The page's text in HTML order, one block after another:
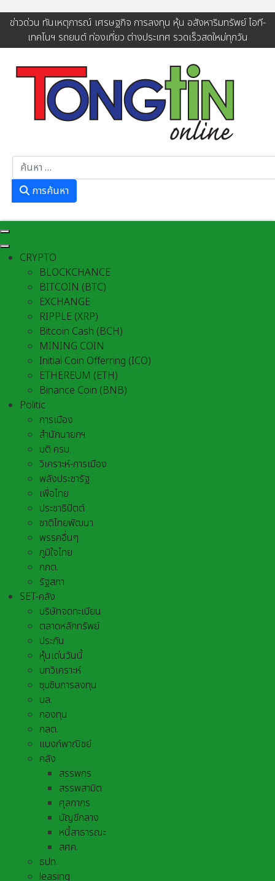
ข่าวด่วน ทันเหตุการณ์ เศรษฐกิจ การลงทุน หุ้น อสังหาริมทรัพย์ ไอที-
เทคโนฯ รถยนต์ ท่องเที่ยว ต่างประเทศ รวดเร็วสดใหม่ทุกวัน
การค้นหา
CRYPTO
BLOCKCHANCE
BITCOIN (BTC)
EXCHANGE
RIPPLE (XRP)
Bitcoin Cash (BCH)
MINING COIN
Initial Coin Offerring (ICO)
ETHEREUM (ETH)
Binance Coin (BNB)
Politic
การเมือง
สำนักนายกฯ
มติ ครม.
วิเคราะห์-การเมือง
พลังประชารัฐ
เพื่อไทย
ประชาธิปัตต์
ชาติไทยพัฒนา
พรรคอื่นๆ
ภูมิใจไทย
กกต.
รัฐสภา
SET-คลัง
บริษัทจดทะเบียน
ตลาดหลักทรัพย์
ประกัน
หุ้นเด่นวันนี้
บทวิเคราะห์
ซุบซิบการลงทุน
บล.
กองทุน
กลต.
แบงก์พาณิชย์
คลัง
สรรพกร
สรรพสามิต
ศุลกากร
บัญชีกลาง
หนี้สาธารณะ
สศค.
ธปท.
leasing